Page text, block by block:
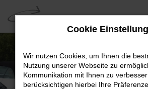
Zum
Hauptinhalt
springen
Cookie
Wir nutzen Cookies, um Ihnen die
Nutzung unserer Webseite zu
Kommunikation mit Ihnen zu
berücksichtigen hierbei Ihre